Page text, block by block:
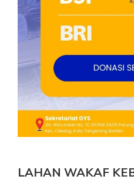
LAHAN WAKAF